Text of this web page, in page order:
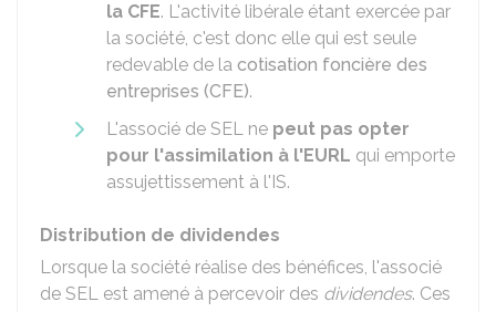
la CFE. L'activité libérale étant exercée par
la société, c'est donc elle qui est seule
redevable de la cotisation foncière des
entreprises (CFE).
L'associé de SEL ne peut pas opter
pour l'assimilation à l'EURL qui emporte
assujettissement à l'IS.
Distribution de dividendes
Lorsque la société réalise des bénéfices, l'associé
de SEL est amené à percevoir des dividendes. Ces